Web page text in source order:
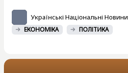
Українські Національні Новини
ЕКОНОМІКА ПОЛІТИКА